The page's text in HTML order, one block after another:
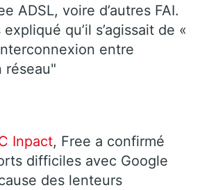
ADSL, voire d’autres FAI.
qu’il s’agissait de «
entre
réseau"
Inpact, Free a confirmé
difficiles avec Google
des lenteurs